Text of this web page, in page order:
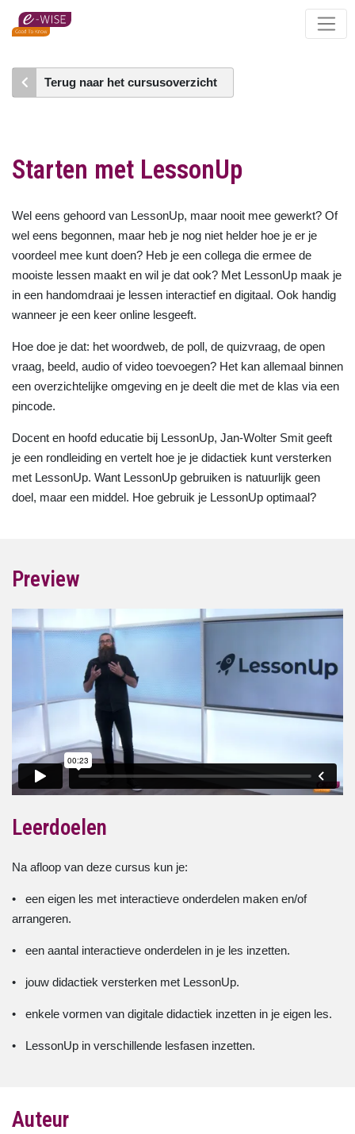
Skip
content
Terug naar het cursusoverzicht
Starten met LessonUp
Wel eens gehoord van LessonUp, maar nooit mee gewerkt? Of
wel eens begonnen, maar heb je nog niet helder hoe je er je
voordeel mee kunt doen? Heb je een collega die ermee de
mooiste lessen maakt en wil je dat ook? Met LessonUp maak je
in een handomdraai je lessen interactief en digitaal. Ook handig
wanneer je een keer online lesgeeft.
Hoe doe je dat: het woordweb, de poll, de quizvraag, de open
vraag, beeld, audio of video toevoegen? Het kan allemaal binnen
een overzichtelijke omgeving en je deelt die met de klas via een
pincode.
Docent en hoofd educatie bij LessonUp, Jan-Wolter Smit geeft
je een rondleiding en vertelt hoe je je didactiek kunt versterken
met LessonUp. Want LessonUp gebruiken is natuurlijk geen
doel, maar een middel. Hoe gebruik je LessonUp optimaal?
Preview
Leerdoelen
Na afloop van deze cursus kun je:
• een eigen les met interactieve onderdelen maken en/of
arrangeren.
• een aantal interactieve onderdelen in je les inzetten.
• jouw didactiek versterken met LessonUp.
• enkele vormen van digitale didactiek inzetten in je eigen les.
• LessonUp in verschillende lesfasen inzetten.
Auteur